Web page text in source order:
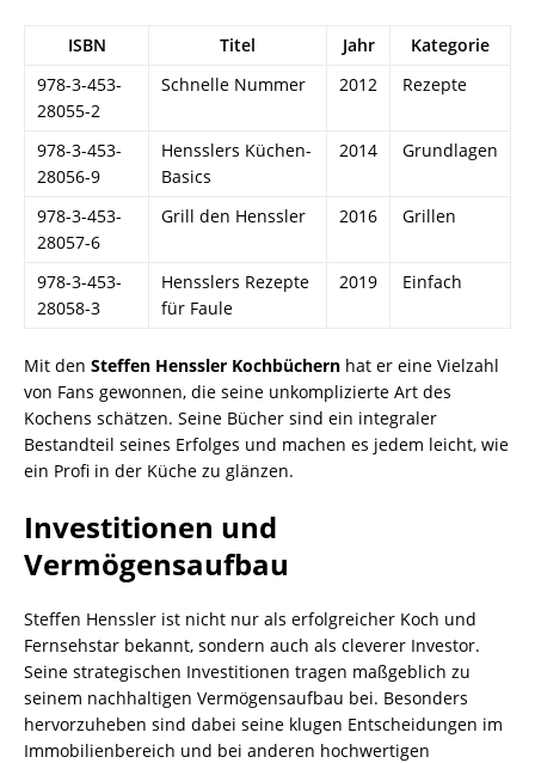
ISBN Titel Jahr
Kategorie
978-3-453-
28055-2
Schnelle Nummer 2012 Rezepte
978-3-453-
28056-9
Hensslers Küchen-
Basics
2014 Grundlagen
978-3-453-
28057-6
Grill den Henssler 2016 Grillen
978-3-453-
28058-3
Hensslers Rezepte
für Faule
2019 Einfach
Mit den Steffen Henssler Kochbüchern hat er eine Vielzahl
von Fans gewonnen, die seine unkomplizierte Art des
Kochens schätzen. Seine Bücher sind ein integraler
Bestandteil seines Erfolges und machen es jedem leicht, wie
ein Profi in der Küche zu glänzen.
Investitionen und
Vermögensaufbau
Steffen Henssler ist nicht nur als erfolgreicher Koch und
Fernsehstar bekannt, sondern auch als cleverer Investor.
Seine strategischen Investitionen tragen maßgeblich zu
seinem nachhaltigen Vermögensaufbau bei. Besonders
hervorzuheben sind dabei seine klugen Entscheidungen im
Immobilienbereich und bei anderen hochwertigen